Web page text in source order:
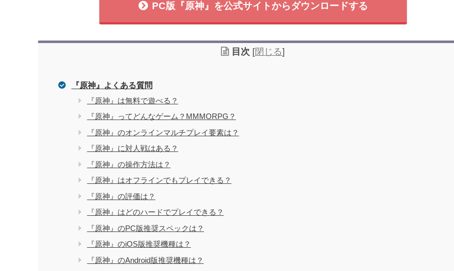
PC版『原神』を公式サイトからダウンロードする
目次 [閉じる]
『原神』よくある質問
『原神』は無料で遊べる？
『原神』ってどんなゲーム？MMMORPG？
『原神』のオンラインマルチプレイ要素は？
『原神』に対人戦はある？
『原神』の操作方法は？
『原神』はオフラインでもプレイできる？
『原神』の評価は？
『原神』はどのハードでプレイできる？
『原神』のPC版推奨スペックは？
『原神』のiOS版推奨機種は？
『原神』のAndroid版推奨機種は？